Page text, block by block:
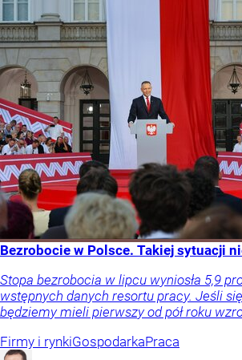
Bezrobocie w Polsce. Takiej sytuacji
Stopa bezrobocia w lipcu wyniosła 5,9
wstępnych danych resortu pracy. Jeśli
będziemy mieli pierwszy od pół roku
Firmy i rynkiGospodarkaPraca